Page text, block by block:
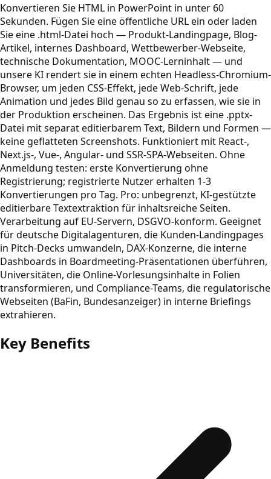
Konvertieren Sie HTML in PowerPoint in unter 60
Sekunden. Fügen Sie eine öffentliche URL ein oder laden
Sie eine .html-Datei hoch — Produkt-Landingpage, Blog-
Artikel, internes Dashboard, Wettbewerber-Webseite,
technische Dokumentation, MOOC-Lerninhalt — und
unsere KI rendert sie in einem echten Headless-Chromium-
Browser, um jeden CSS-Effekt, jede Web-Schrift, jede
Animation und jedes Bild genau so zu erfassen, wie sie in
der Produktion erscheinen. Das Ergebnis ist eine .pptx-
Datei mit separat editierbarem Text, Bildern und Formen —
keine geflatteten Screenshots. Funktioniert mit React-,
Next.js-, Vue-, Angular- und SSR-SPA-Webseiten. Ohne
Anmeldung testen: erste Konvertierung ohne
Registrierung; registrierte Nutzer erhalten 1-3
Konvertierungen pro Tag. Pro: unbegrenzt, KI-gestützte
editierbare Textextraktion für inhaltsreiche Seiten.
Verarbeitung auf EU-Servern, DSGVO-konform. Geeignet
für deutsche Digitalagenturen, die Kunden-Landingpages
in Pitch-Decks umwandeln, DAX-Konzerne, die interne
Dashboards in Boardmeeting-Präsentationen überführen,
Universitäten, die Online-Vorlesungsinhalte in Folien
transformieren, und Compliance-Teams, die regulatorische
Webseiten (BaFin, Bundesanzeiger) in interne Briefings
extrahieren.
Key Benefits